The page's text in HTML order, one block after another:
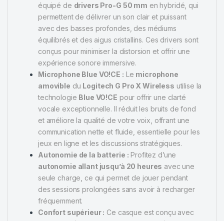
équipé de drivers Pro-G 50 mm en hybridé, qui
permettent de délivrer un son clair et puissant
avec des basses profondes, des médiums
équilibrés et des aigus cristallins. Ces drivers sont
conçus pour minimiser la distorsion et offrir une
expérience sonore immersive.
Microphone Blue VO!CE : Le microphone
amovible du Logitech G Pro X Wireless utilise la
technologie Blue VO!CE pour offrir une clarté
vocale exceptionnelle. Il réduit les bruits de fond
et améliore la qualité de votre voix, offrant une
communication nette et fluide, essentielle pour les
jeux en ligne et les discussions stratégiques.
Autonomie de la batterie : Profitez d’une
autonomie allant jusqu’à 20 heures avec une
seule charge, ce qui permet de jouer pendant
des sessions prolongées sans avoir à recharger
fréquemment.
Confort supérieur : Ce casque est conçu avec